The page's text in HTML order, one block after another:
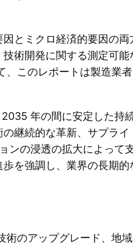
とミクロ経済的要因の両
術開発に関する測定可能
このレポートは製造業
年の間に安定した持
継続的な革新、サプラ
ンの浸透の拡大によって
を強調し、業界の長期的
のアップグレード、地